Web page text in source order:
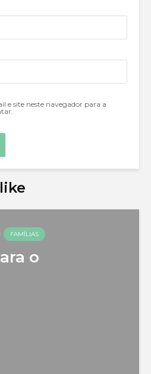
e site neste navegador para a
FAMÍLIAS
o